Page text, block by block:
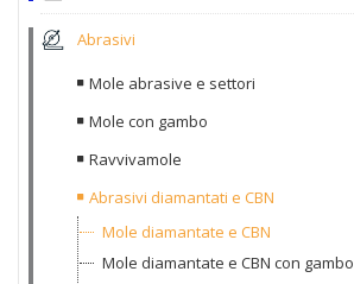
Abrasivi
Mole abrasive e settori
Mole con gambo
Ravvivamole
Abrasivi diamantati e CBN
Mole diamantate e CBN
Mole diamantate e CBN con gambo